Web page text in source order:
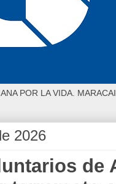
POR LA VIDA.
2026
de